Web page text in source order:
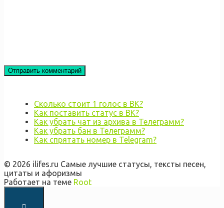
Сколько стоит 1 голос в ВК?
Как поставить статус в ВК?
Как убрать чат из архива в Телеграмм?
Как убрать бан в Телеграмм?
Как спрятать номер в Telegram?
© 2026 ilifes.ru Самые лучшие статусы, тексты песен,
цитаты и афоризмы
Работает на теме Root